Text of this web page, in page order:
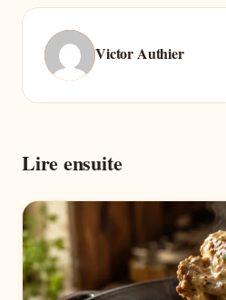
Victor Authier
Lire ensuite